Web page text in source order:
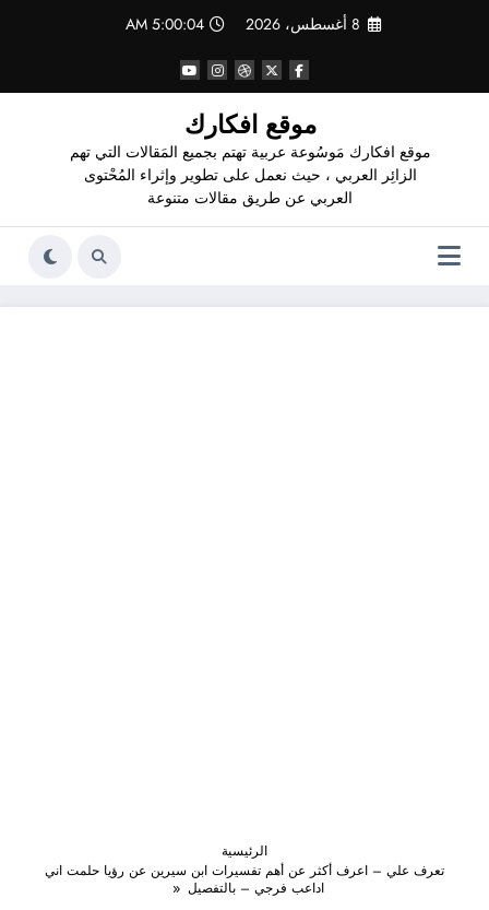
8 أغسطس، 2026 5:00:05 AM
موقع افكارك
موقع افكارك مَوسُوعة عربية تهتم بجميع المَقالات التي تهم
الزائِر العربي ، حيث نعمل على تطوير وإثراء المُحْتوى
العربي عن طريق مقالات متنوعة
الرئيسية
تعرف علي – اعرف أكثر عن أهم تفسيرات ابن سيرين عن رؤيا حلمت اني
اداعب فرجي – بالتفصيل